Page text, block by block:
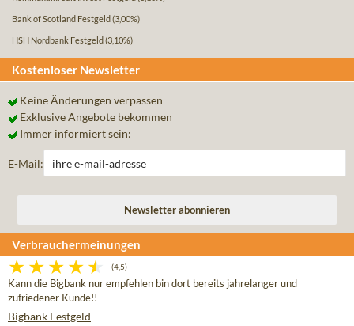
Bank of Scotland Festgeld (3,00%)
HSH Nordbank Festgeld (3,10%)
Kostenloser Newsletter
Keine Änderungen verpassen
Exklusive Angebote bekommen
Immer informiert sein:
E-Mail:
Verbrauchermeinungen
(4,5)
Kann die Bigbank nur empfehlen bin dort bereits jahrelanger und
zufriedener Kunde!!
Bigbank Festgeld